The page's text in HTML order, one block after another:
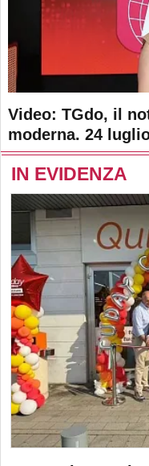
Video: TGdo, il
moderna. 24
IN EVIDENZA